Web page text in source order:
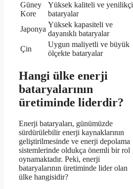
Güney
Kore
Yüksek kaliteli ve yenilikçi
bataryalar
Japonya
Yüksek kapasiteli ve
dayanıklı bataryalar
Çin
Uygun maliyetli ve büyük
ölçekte bataryalar
Hangi ülke enerji
bataryalarının
üretiminde liderdir?
Enerji bataryaları, günümüzde
sürdürülebilir enerji kaynaklarının
geliştirilmesinde ve enerji depolama
sistemlerinde oldukça önemli bir rol
oynamaktadır. Peki, enerji
bataryalarının üretiminde lider olan
ülke hangisidir?